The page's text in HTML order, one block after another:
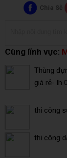
Chia Sẻ
Cùng lĩnh vực:
Thùng
giá rẻ- lh
thi công
thi công